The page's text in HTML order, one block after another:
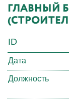
ГЛАВНЫЙ
ID
Дата
Должность